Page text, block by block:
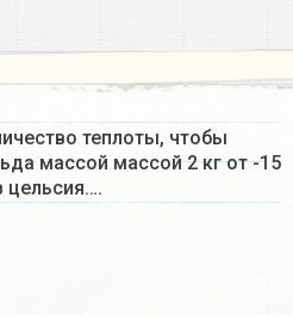
теплоты, чтобы
массой массой 2 кг от -15
цельсия….